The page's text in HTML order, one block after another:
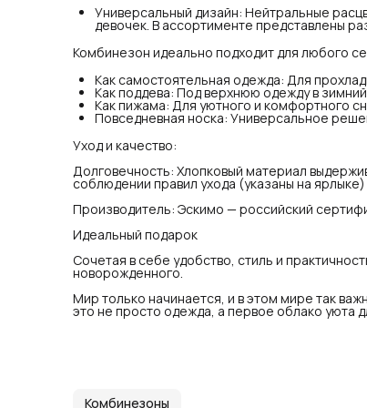
Универсальный дизайн: Нейтральные
девочек. В ассортименте представлены
Комбинезон идеально подходит для любого
Как самостоятельная одежда: Для
Как поддева: Под верхнюю одежду в
Как пижама: Для уютного и комфортного
Повседневная носка: Универсальное
Уход и качество:
Долговечность: Хлопковый материал
соблюдении правил ухода (указаны на
Производитель: Эскимо — российский
Идеальный подарок
Сочетая в себе удобство, стиль и
новорожденного.
Мир только начинается, и в этом мире так
это не просто одежда, а первое облако уюта
Комбинезоны